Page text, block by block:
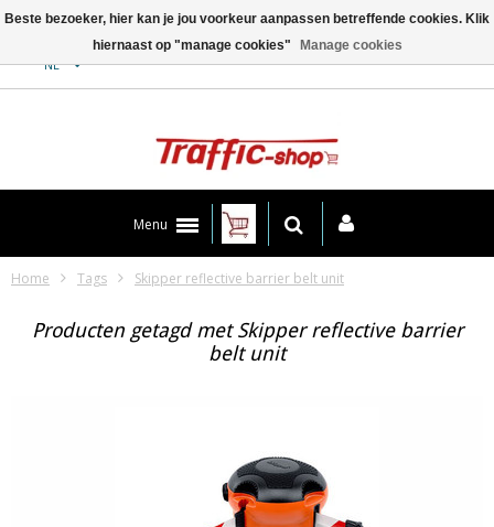
NL
Menu
Home Tags Skipper reflective barrier belt unit
Producten getagd met Skipper reflective barrier
belt unit
Beste bezoeker, hier kan je jou voorkeur aanpassen betreffende cookies. Klik
hiernaast op "manage cookies"
Manage cookies